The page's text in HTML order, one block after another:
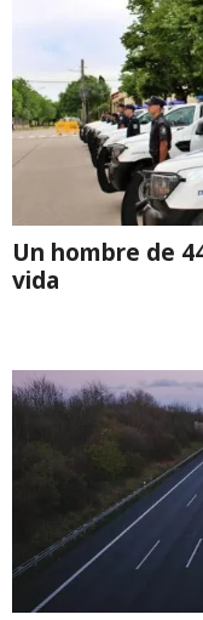
Un hombre de
vida